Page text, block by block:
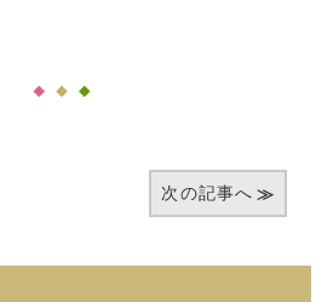
次の記事へ